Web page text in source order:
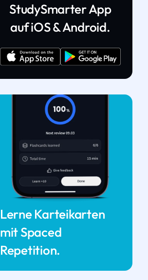
StudySmarter App
auf iOS & Android.
Lerne Karteikarten
mit Spaced
Repetition.